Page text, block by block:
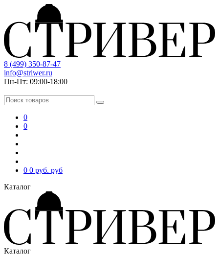
8 (499) 350-87-47
info@striwer.ru
Пн-Пт: 09:00-18:00
0
0
0 0 руб. руб
Каталог
Каталог